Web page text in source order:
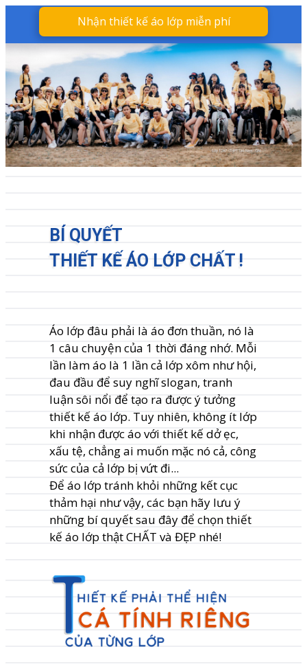
Nhận thiết kế áo lớp miễn phí
BÍ QUYẾT
THIẾT KẾ ÁO LỚP CHẤT !
Áo lớp đâu phải là áo đơn thuần, nó là
1 câu chuyện của 1 thời đáng nhớ. Mỗi
lần làm áo là 1 lần cả lớp xôm như hội,
đau đầu để suy nghĩ slogan, tranh
luận sôi nổi để tạo ra được ý tưởng
thiết kế áo lớp. Tuy nhiên, không ít lớp
khi nhận được áo với thiết kế dở ẹc,
xấu tệ, chẳng ai muốn mặc nó cả, công
sức của cả lớp bị vứt đi...
Để áo lớp tránh khỏi những kết cục
thảm hại như vậy, các bạn hãy lưu ý
những bí quyết sau đây để chọn thiết
kế áo lớp thật CHẤT và ĐẸP nhé!